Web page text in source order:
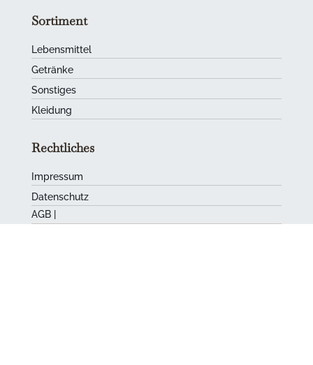
Sortiment
Lebensmittel
Getränke
Sonstiges
Kleidung
Rechtliches
Impressum
Datenschutz
AGB|